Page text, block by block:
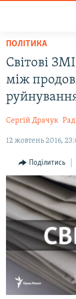
Перейти
основного
матеріалу
Перейти
до
основної
навігації
Перейти
пошуку
ВІДЕО ТА ФОТО
БЛОГИ
ПОГЛЯД
ІНТЕРВ'Ю
ВСЕ ЗА ДЕНЬ
СПЕЦПРОЕКТИ
ДЕПОРТАЦІЯ
ВІДЕОУРОКИ
СВІДЧЕННЯ
УКРАЇНСЬКА
ІНФОГРАФІКА
ЯК ОБІЙТИ
Русский
Qırımtatar
ДОЛУЧАЙСЯ!
ПОЛІТИКА
Світові
між
Сергій Драчук
12 жовтень 2016,
Поділитись